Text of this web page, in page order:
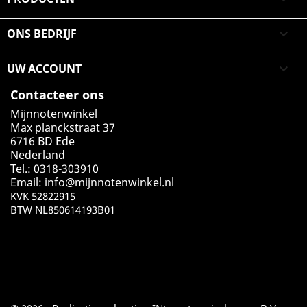
ONS BEDRIJF 
UW ACCOUNT

Contacteer ons
Mijnnotenwinkel
Max planckstraat 37
6716 BD Ede
Nederland
Tel.: 0318-303910
Email: info@mijnnotenwinkel.nl
KVK 52822915
BTW NL850614193B01